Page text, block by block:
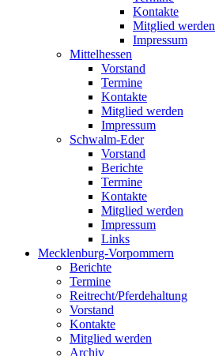
Kontakte
Mitglied werden
Impressum
Mittelhessen
Vorstand
Termine
Kontakte
Mitglied werden
Impressum
Schwalm-Eder
Vorstand
Berichte
Termine
Kontakte
Mitglied werden
Impressum
Links
Mecklenburg-Vorpommern
Berichte
Termine
Reitrecht/Pferdehaltung
Vorstand
Kontakte
Mitglied werden
Archiv